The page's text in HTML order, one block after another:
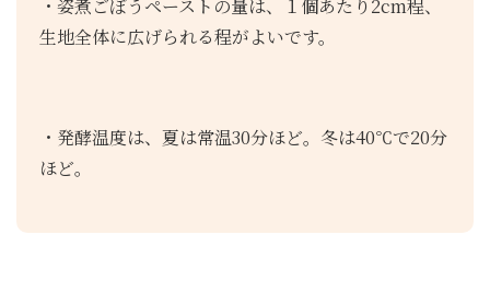
・姿煮ごぼうペーストの量は、１個あたり2cm程、
生地全体に広げられる程がよいです。
・発酵温度は、夏は常温30分ほど。冬は40℃で20分
ほど。